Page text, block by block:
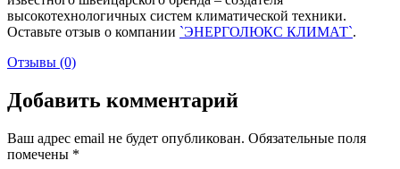
высокотехнологичных систем климатической техники.
Оставьте отзыв о компании `ЭНЕРГОЛЮКС КЛИМАТ`.
Отзывы (0)
Добавить комментарий
Ваш адрес email не будет опубликован. Обязательные поля
помечены *